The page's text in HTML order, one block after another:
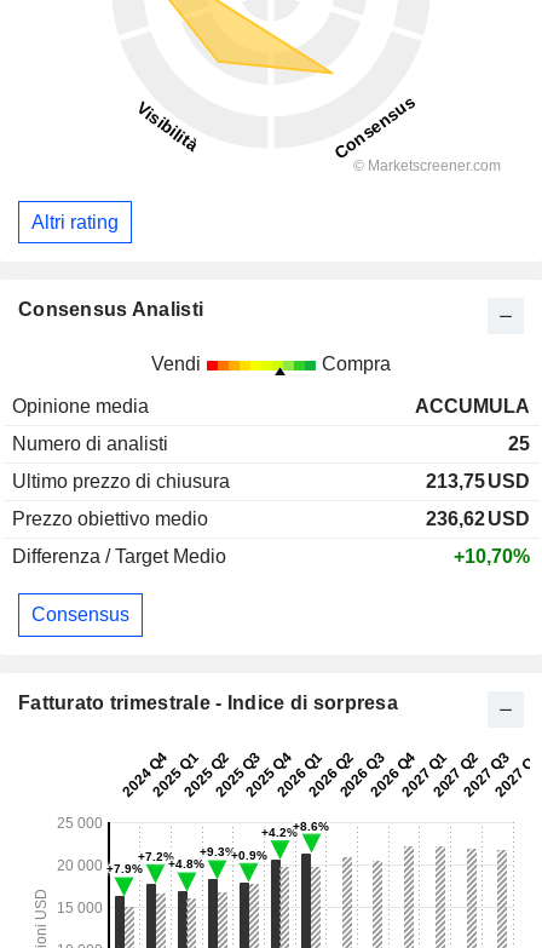
Altri rating
Consensus Analisti
Vendi Compra
Opinione media
ACCUMULA
Numero di analisti
25
Ultimo prezzo di chiusura
213,75USD
Prezzo obiettivo medio
236,62USD
Differenza / Target Medio
+10,70%
Consensus
Fatturato trimestrale - Indice di sorpresa